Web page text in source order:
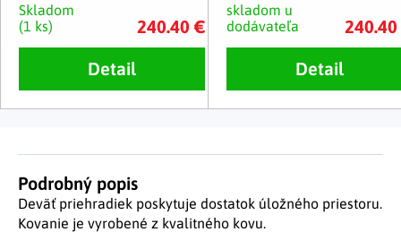
Skladom
(1 ks)
240.40 €
Detail
skladom u
dodávateľa
Detail
Podrobný popis
Deväť priehradiek poskytuje dostatok úložného priestoru.
Kovanie je vyrobené z kvalitného kovu.